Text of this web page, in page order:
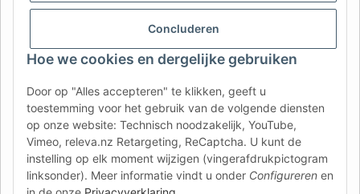
Concluderen
Hoe we cookies en dergelijke gebruiken
Door op "Alles accepteren" te klikken, geeft u
toestemming voor het gebruik van de volgende diensten
op onze website: Technisch noodzakelijk, YouTube,
Vimeo, releva.nz Retargeting, ReCaptcha. U kunt de
instelling op elk moment wijzigen (vingerafdrukpictogram
linksonder). Meer informatie vindt u onder Configureren en
AFATEK INTERNATIONAL – SELECT REGION & LANGUAGE | KIES
CH (DE)
CH (IT) BE (NL) BE (FR)
FR IT ES DK PL
UK NZ USA MX PT
SE FI CZ HU SK